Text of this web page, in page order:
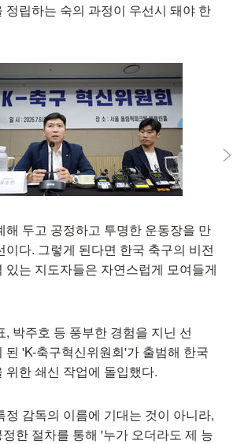
정립하는 숙의 과정이 우선시 돼야 한
해 두고 공정하고 투명한 운동장을 만
이다. 그렇게 된다면 한국 축구의 비전
있는 지도자들은 자연스럽게 모여들게
, 박주호 등 풍부한 경험을 지닌 선
된 'K-축구혁신위원회'가 출범해 한국
위한 쇄신 작업에 돌입했다.
정 감독의 이름에 기대는 것이 아니라,
한 절차를 통해 '누가 오더라도 제 능